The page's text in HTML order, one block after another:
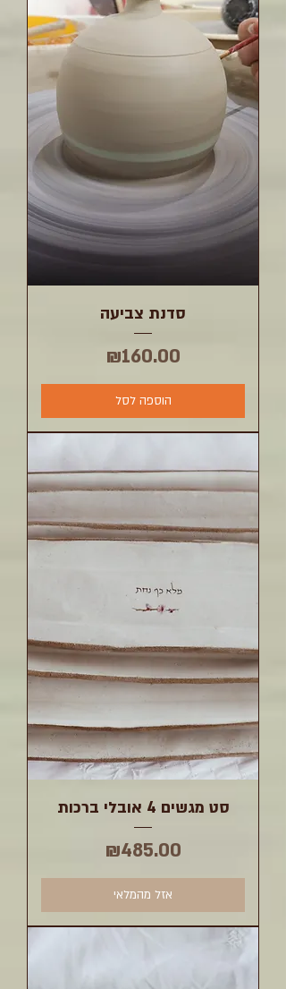
סדנת צביעה
מחיר
₪160.00
הוספה לסל
סט מגשים 4 אובלי ברכות
מחיר
₪485.00
אזל מהמלאי